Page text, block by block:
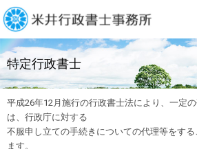
特定行政書士
平成26年12月施行の行政書士法により、一定
は、行政庁に対する
不服申し立ての手続きについての代理等をす
ます。